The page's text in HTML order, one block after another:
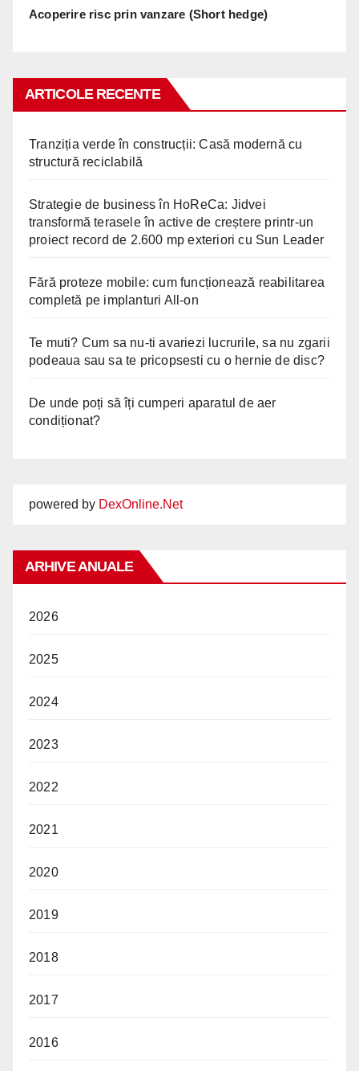
Acoperire risc prin vanzare (Short hedge)
ARTICOLE RECENTE
Tranziția verde în construcții: Casă modernă cu
structură reciclabilă
Strategie de business în HoReCa: Jidvei
transformă terasele în active de creștere printr-un
proiect record de 2.600 mp exteriori cu Sun Leader
Fără proteze mobile: cum funcționează reabilitarea
completă pe implanturi All-on
Te muti? Cum sa nu-ti avariezi lucrurile, sa nu zgarii
podeaua sau sa te pricopsesti cu o hernie de disc?
De unde poți să îți cumperi aparatul de aer
condiționat?
powered by DexOnline.Net
ARHIVE ANUALE
2026
2025
2024
2023
2022
2021
2020
2019
2018
2017
2016